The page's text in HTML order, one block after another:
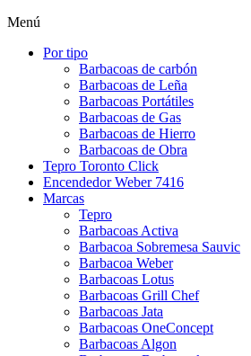
Menú
Por tipo
Barbacoas de carbón
Barbacoas de Leña
Barbacoas Portátiles
Barbacoas de Gas
Barbacoas de Hierro
Barbacoas de Obra
Tepro Toronto Click
Encendedor Weber 7416
Marcas
Tepro
Barbacoas Activa
Barbacoa Sobremesa Sauvic
Barbacoa Weber
Barbacoas Lotus
Barbacoas Grill Chef
Barbacoas Jata
Barbacoas OneConcept
Barbacoas Algon